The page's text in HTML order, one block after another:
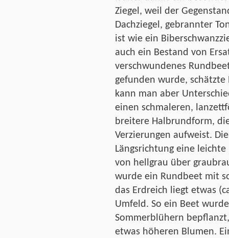
Ziegel, weil der
Dachziegel, gebrannter
ist wie ein
auch ein Bestand von
verschwundenes
gefunden wurde,
kann man aber
einen schmaleren,
breitere Halbrundform,
Verzierungen aufweist.
Längsrichtung eine
von hellgrau über
wurde ein Rundbeet mit
das Erdreich liegt etwas
Umfeld. So ein Beet
Sommerblühern
etwas höheren Blumen.